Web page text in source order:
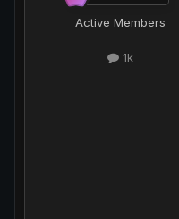
Active Members
1k